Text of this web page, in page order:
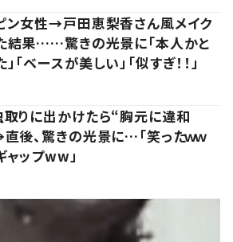
ン女性→戸田恵梨香さん風メイク
結果……驚きの光景に「本人かと
「ベースが美しい」「似すぎ！！」
取りに出かけたら“胸元に違和
後、驚きの光景に…「笑ったｗｗ
ャップww」